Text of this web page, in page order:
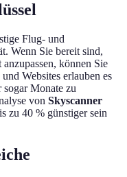
Flug- und
Wenn Sie bereit sind,
können Sie
Websites erlauben es
sogar Monate zu
von Skyscanner
zu 40 % günstiger sein